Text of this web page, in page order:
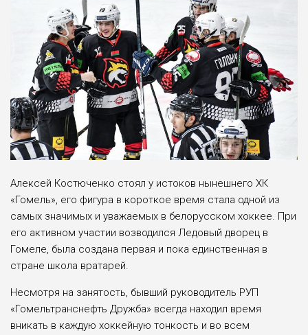
Алексей Костюченко стоял у истоков нынешнего ХК
«Гомель», его фигура в короткое время стала одной из
самых значимых и уважаемых в белорусском хоккее. При
его активном участии возводился Ледовый дворец в
Гомеле, была создана первая и пока единственная в
стране школа вратарей.
Несмотря на занятость, бывший руководитель РУП
«Гомельтранснефть Дружба» всегда находил время
вникать в каждую хоккейную тонкость и во всем